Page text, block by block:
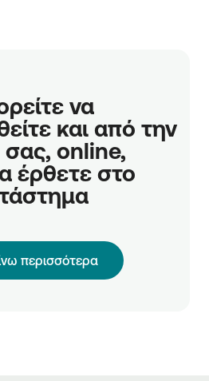
να
και από την
online,
έρθετε στο
περισσότερα